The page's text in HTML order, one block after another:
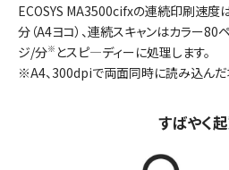
ECOSYS MA3500cifxの連続印刷速度
分（A4ヨコ）、連続スキャンはカラー
ジ/分※ とスピ―ディーに処理します。
※A4、300dpiで両面同時に読み込ん
すばやく